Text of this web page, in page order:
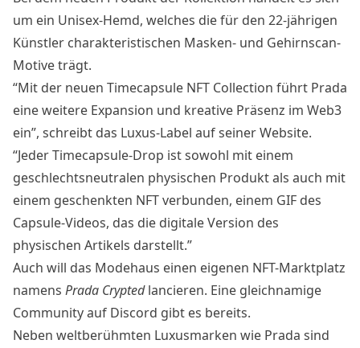
um ein Unisex-Hemd, welches die für den 22-jährigen
Künstler charakteristischen Masken- und Gehirnscan-
Motive trägt.
“Mit der neuen Timecapsule NFT Collection führt Prada
eine weitere Expansion und kreative Präsenz im Web3
ein”, schreibt das Luxus-Label auf seiner Website.
“Jeder Timecapsule-Drop ist sowohl mit einem
geschlechtsneutralen physischen Produkt als auch mit
einem geschenkten NFT verbunden, einem GIF des
Capsule-Videos, das die digitale Version des
physischen Artikels darstellt.”
Auch will das Modehaus einen eigenen NFT-Marktplatz
namens Prada Cryptedlancieren. Eine gleichnamige
Community auf Discord gibt es bereits.
Neben weltberühmten Luxusmarken wie Prada sind